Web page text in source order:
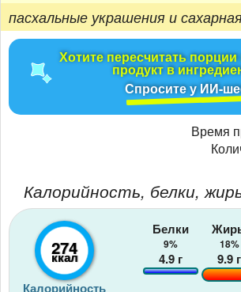
пасхальные украшения и
Хотите пересчитать
продукт в
Спросите у ИИ-
Время
Калорийность, белки,
274
ккал
Калорийность
Белки
9%
4.9 г
18%
9.9 г